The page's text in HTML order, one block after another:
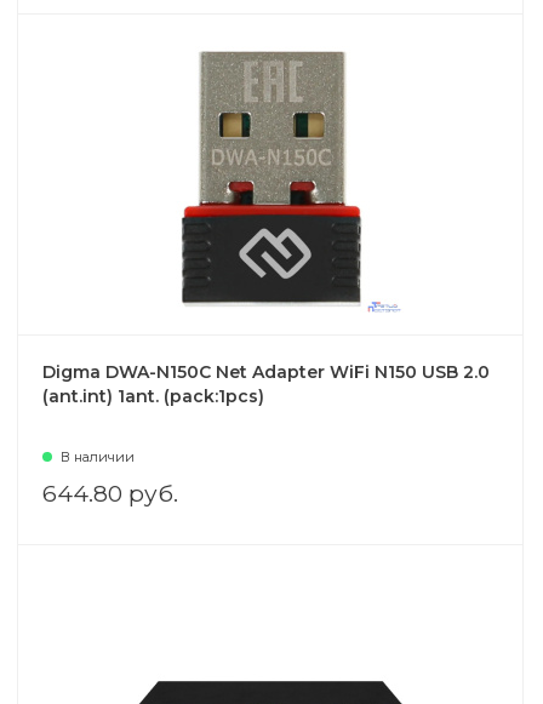
Digma DWA-N150C Net Adapter WiFi N150 USB 2.0
(ant.int) 1ant. (pack:1pcs)
В наличии
644.80 руб.